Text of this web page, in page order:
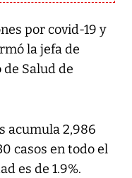
por covid-19 y
la jefa de
Salud de
acumula 2,986
casos en todo el
es de 1.9%.